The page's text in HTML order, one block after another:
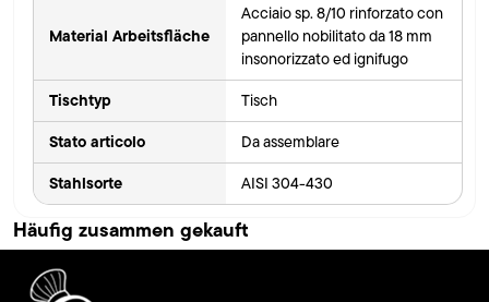
Material Arbeitsfläche
Acciaio sp. 8/10 rinforzato con
pannello nobilitato da 18 mm
insonorizzato ed ignifugo
Tischtyp Tisch
Stato articolo Da assemblare
Stahlsorte AISI 304-430
Häufig zusammen gekauft